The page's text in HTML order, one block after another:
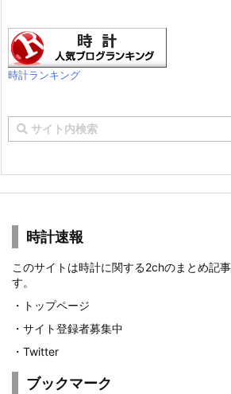
時計ランキング
時計速報
このサイトは時計に関する2chのまとめ記
す。
・ トップページ
・ サイト登録者募集中
・ Twitter
ブックマーク